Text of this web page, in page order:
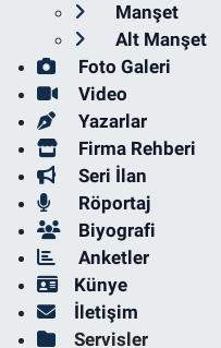
Manşet
Alt Manşet
Foto Galeri
Video
Yazarlar
Firma Rehberi
Seri İlan
Röportaj
Biyografi
Anketler
Künye
İletişim
Servisler